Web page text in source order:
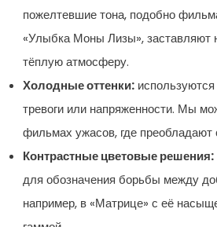
пожелтевшие тона, подобно
«Улыбка Моны Лизы», заставляют
тёплую атмосферу.
Холодные оттенки:используются
тревоги или напряженности. Мы
фильмах ужасов, где преобладают
Контрастные цветовые решения:
для обозначения борьбы между
например, в «Матрице» с её